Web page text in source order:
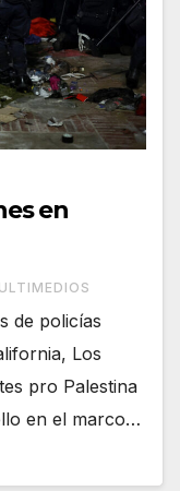
en
de policías
Los
pro Palestina
en el marco…